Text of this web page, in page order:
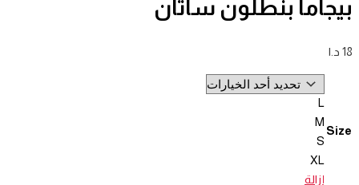
بيجاما بنطلون ساتان
18 د.ا
Size
L
M
S
XL
إزالة